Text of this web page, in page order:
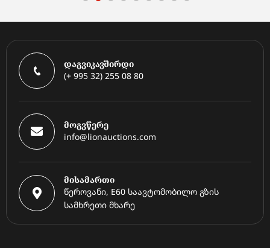
დაგვიკავშირდი
(+ 995 32) 255 08 80
მოგვწერე
info@lionauctions.com
მისამართი
წეროვანი, E60 საავტომობილო გზის
სამხრეთი მხარე